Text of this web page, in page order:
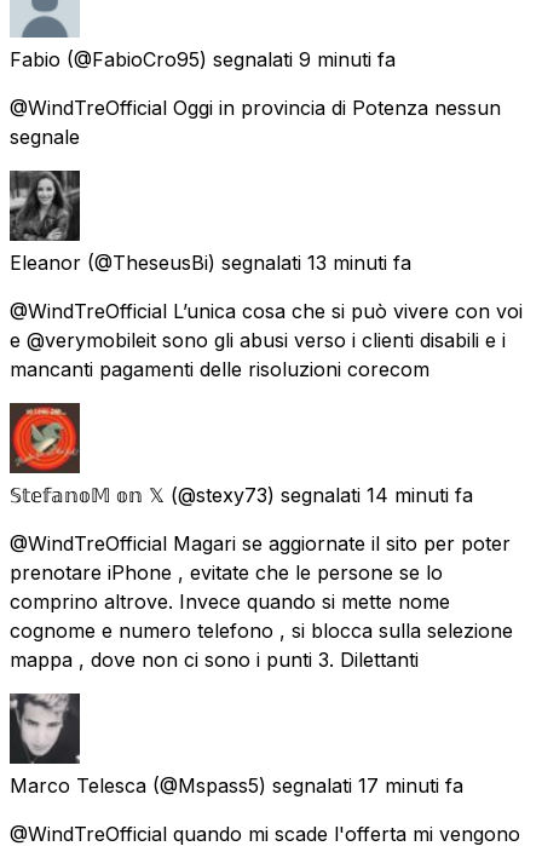
Fabio (@FabioCro95) segnalati 9 minuti fa
@WindTreOfficial Oggi in provincia di Potenza nessun
segnale
Eleanor (@TheseusBi) segnalati 13 minuti fa
@WindTreOfficial L’unica cosa che si può vivere con voi
e @verymobileit sono gli abusi verso i clienti disabili e i
mancanti pagamenti delle risoluzioni corecom
𝕊𝕥𝕖𝕗𝕒𝕟𝕠𝕄 𝕠𝕟 𝕏 (@stexy73) segnalati 14 minuti fa
@WindTreOfficial Magari se aggiornate il sito per poter
prenotare iPhone , evitate che le persone se lo
comprino altrove. Invece quando si mette nome
cognome e numero telefono , si blocca sulla selezione
mappa , dove non ci sono i punti 3. Dilettanti
Marco Telesca (@Mspass5) segnalati 17 minuti fa
@WindTreOfficial quando mi scade l'offerta mi vengono